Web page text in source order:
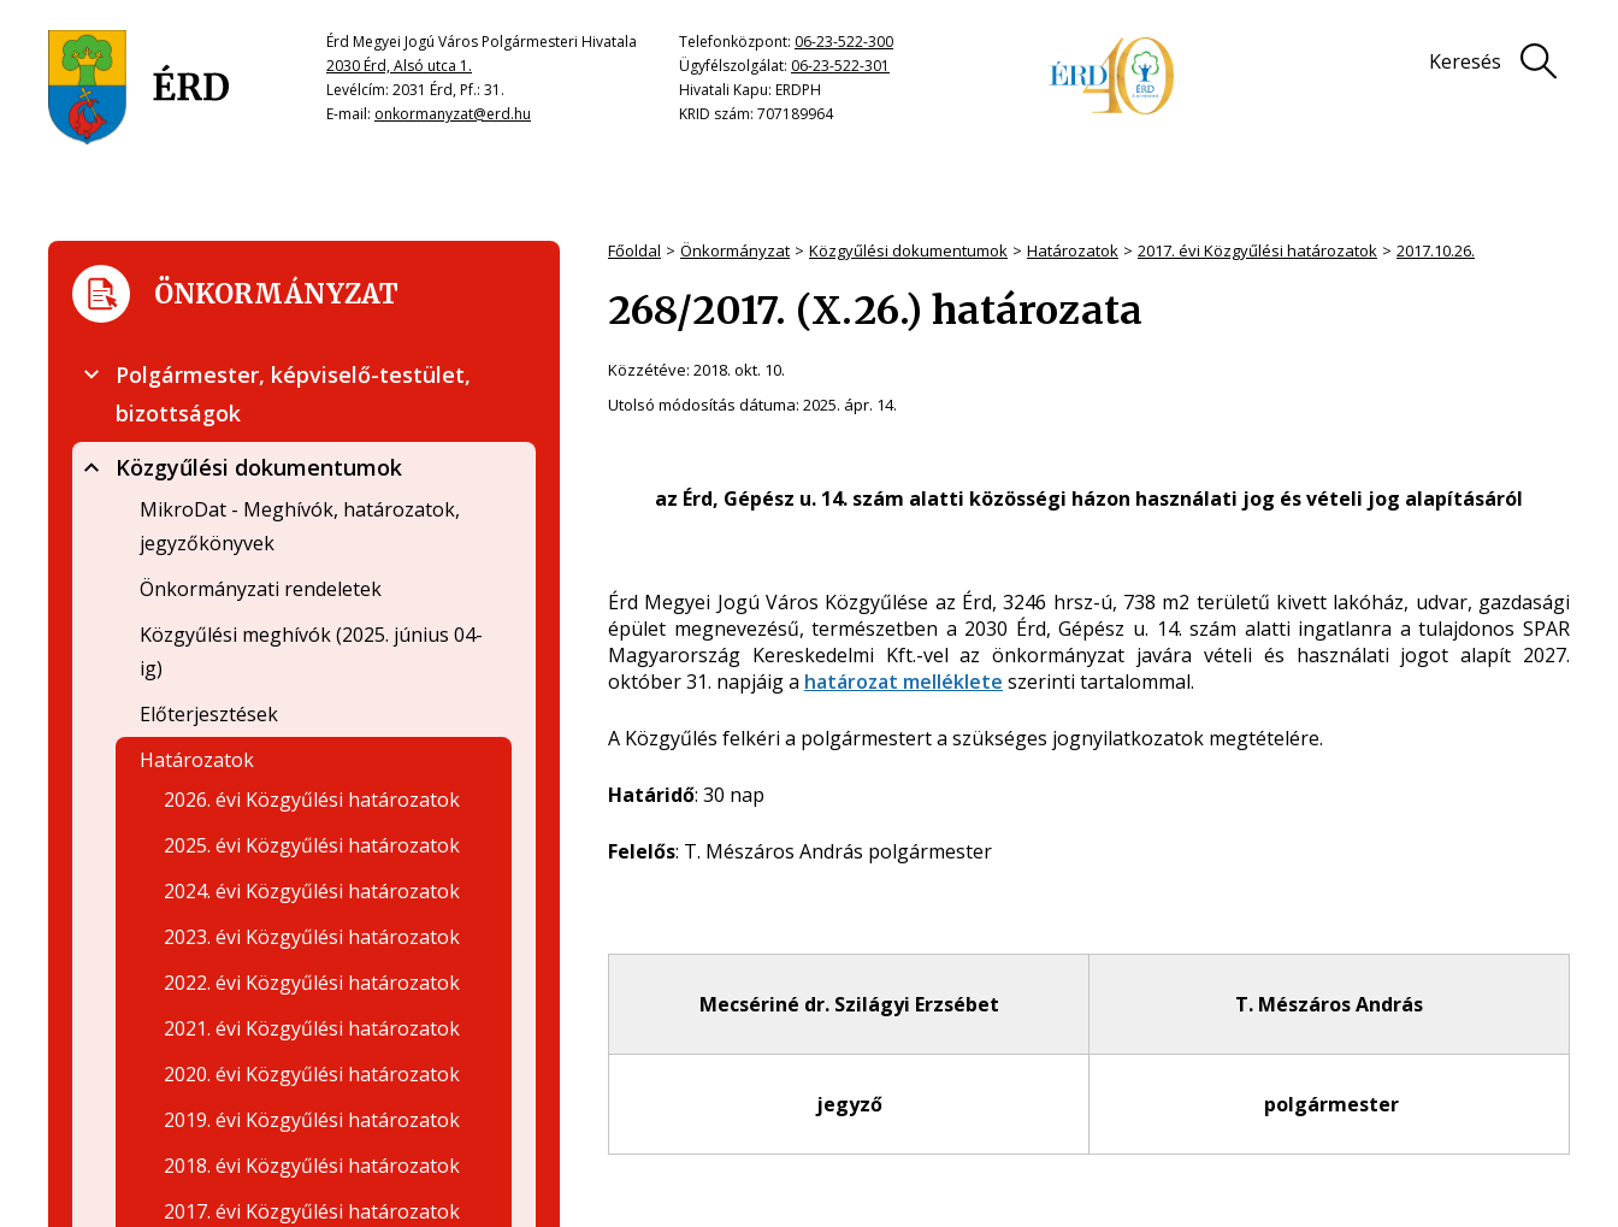
Érd Megyei Jogú Város Polgármesteri Hivatala
2030 Érd, Alsó utca 1.
Levélcím: 2031 Érd, Pf.: 31.
E-mail: onkormanyzat@erd.hu
Telefonközpont: 06-23-522-300
Ügyfélszolgálat: 06-23-522-301
Hivatali Kapu: ERDPH
KRID szám: 707189964
Keresés
Főoldal Önkormányzat Közgyűlési dokumentumok Határozatok 2017. évi Közgyűlési határozatok 2017.10.26.
268/2017. (X.26.) határozata
Közzétéve: 2018. okt. 10.
Utolsó módosítás dátuma: 2025. ápr. 14.
az Érd, Gépész u. 14. szám alatti közösségi házon használati jog és vételi jog alapításáról
Érd Megyei Jogú Város Közgyűlése az Érd, 3246 hrsz-ú, 738 m2 területű kivett lakóház, udvar, gazdasági
épület megnevezésű, természetben a 2030 Érd, Gépész u. 14. szám alatti ingatlanra a tulajdonos SPAR
Magyarország Kereskedelmi Kft.-vel az önkormányzat javára vételi és használati jogot alapít 2027.
október 31. napjáig a határozat melléklete szerinti tartalommal.
A Közgyűlés felkéri a polgármestert a szükséges jognyilatkozatok megtételére.
Határidő: 30 nap
Felelős: T. Mészáros András polgármester
Mecsériné dr. Szilágyi Erzsébet T. Mészáros András
jegyző polgármester
ÖNKORMÁNYZAT
Polgármester, képviselő-testület,
bizottságok
Közgyűlési dokumentumok
MikroDat - Meghívók, határozatok,
jegyzőkönyvek
Önkormányzati rendeletek
Közgyűlési meghívók (2025. június 04-
ig)
Előterjesztések
Határozatok
2026. évi Közgyűlési határozatok
2025. évi Közgyűlési határozatok
2024. évi Közgyűlési határozatok
2023. évi Közgyűlési határozatok
2022. évi Közgyűlési határozatok
2021. évi Közgyűlési határozatok
2020. évi Közgyűlési határozatok
2019. évi Közgyűlési határozatok
2018. évi Közgyűlési határozatok
2017. évi Közgyűlési határozatok